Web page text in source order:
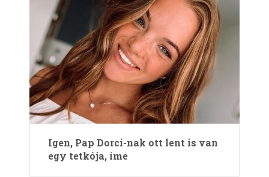
Igen, Pap Dorci-nak ott lent is van
egy tetkója, íme